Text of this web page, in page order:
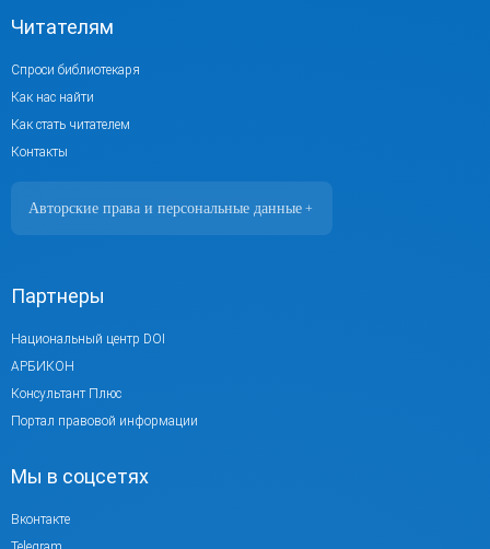
Читателям
Спроси библиотекаря
Как нас найти
Как стать читателем
Контакты
Авторские права и персональные данные +
о персональных данных. Согласно
ст. 152.1 ГК РФ «Охрана изображения
гражданина», все фотоматериалы являются
объектами авторского права.
Их копирование и дальнейшее
правообладателя запрещено.
При использовании материалов портала
активная ссылка на источник обязательна.
Партнеры
Национальный центр DOI
АРБИКОН
Консультант Плюс
Портал правовой информации
Мы в соцсетях
Вконтакте